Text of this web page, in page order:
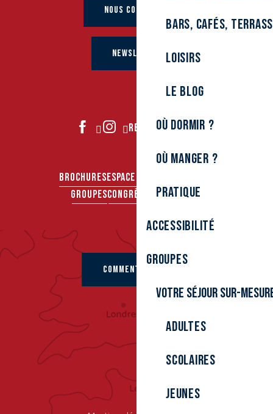
Bars, cafés,
Loisirs
Le Blog
Où dormir ?
Où manger ?
Pratique
Accessibilité
Groupes
Votre séjour sur-
Adultes
Scolaires
Jeunes
NOUS CONTACTER
NEWSLETTER
REJOIGNEZ-NOUS
BROCHURESESPACE PRO
GROUPESCONGRÈS & SÉMINAIRES
COMMENT VENIR ?